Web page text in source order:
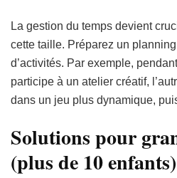
La gestion du temps devient
cette taille. Préparez un
d’activités. Par exemple,
participe à un atelier créatif,
dans un jeu plus dynamique,
Solutions pour
(plus de 10 enfants)